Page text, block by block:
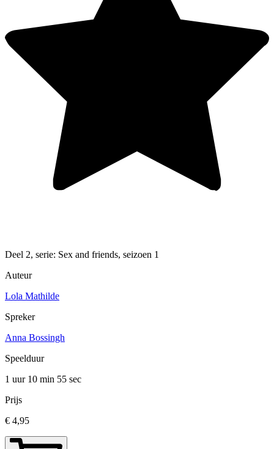
Deel 2, serie: Sex and friends, seizoen 1
Auteur
Lola Mathilde
Spreker
Anna Bossingh
Speelduur
1 uur 10 min 55 sec
Prijs
€ 4,95